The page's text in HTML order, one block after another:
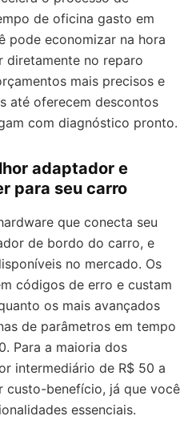
de oficina gasto em
pode economizar na hora
diretamente no reparo
mais precisos e
até oferecem descontos
com diagnóstico pronto.
adaptador e
para seu carro
que conecta seu
de bordo do carro, e
no mercado. Os
códigos de erro e custam
os mais avançados
de parâmetros em tempo
Para a maioria dos
intermediário de R$ 50 a
custo-benefício, já que você
essenciais.